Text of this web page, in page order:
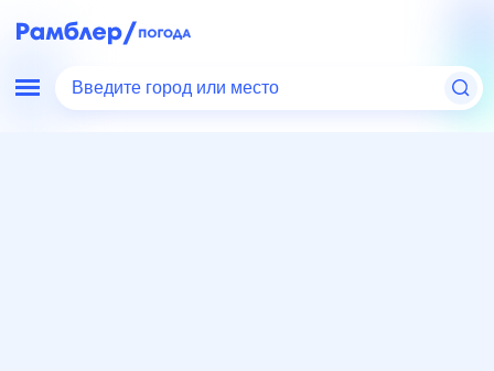
Введите город или место